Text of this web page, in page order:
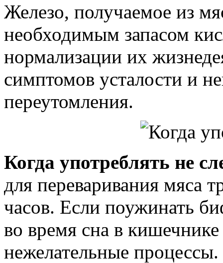
Железо, получаемое из
необходимым запасом
нормализации их
симптомов усталости и
переутомления.
Когда употреблять не
для переваривания мяса
часов. Если поужинать
во время сна в кишечнике
нежелательные процессы.